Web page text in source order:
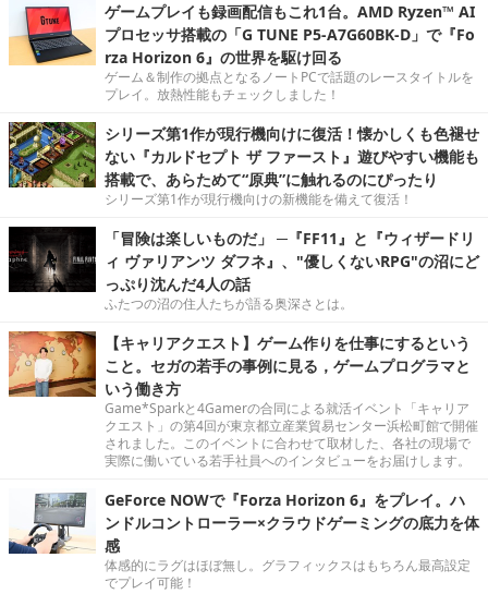
ゲームプレイも録画配信もこれ1台。AMD Ryzen™ AI
プロセッサ搭載の「G TUNE P5-A7G60BK-D」で『Fo
rza Horizon 6』の世界を駆け回る
ゲーム＆制作の拠点となるノートPCで話題のレースタイトルを
プレイ。放熱性能もチェックしました！
シリーズ第1作が現行機向けに復活！懐かしくも色褪せ
ない『カルドセプト ザ ファースト』遊びやすい機能も
搭載で、あらためて“原典”に触れるのにぴったり
シリーズ第1作が現行機向けの新機能を備えて復活！
「冒険は楽しいものだ」 ─『FF11』と『ウィザードリ
ィ ヴァリアンツ ダフネ』、"優しくないRPG"の沼にど
っぷり沈んだ4人の話
ふたつの沼の住人たちが語る奥深さとは。
【キャリアクエスト】ゲーム作りを仕事にするという
こと。セガの若手の事例に見る，ゲームプログラマと
いう働き方
Game*Sparkと4Gamerの合同による就活イベント「キャリア
クエスト」の第4回が東京都立産業貿易センター浜松町館で開催
されました。このイベントに合わせて取材した、各社の現場で
実際に働いている若手社員へのインタビューをお届けします。
GeForce NOWで『Forza Horizon 6』をプレイ。ハ
ンドルコントローラー×クラウドゲーミングの底力を体
感
体感的にラグはほぼ無し。グラフィックスはもちろん最高設定
でプレイ可能！